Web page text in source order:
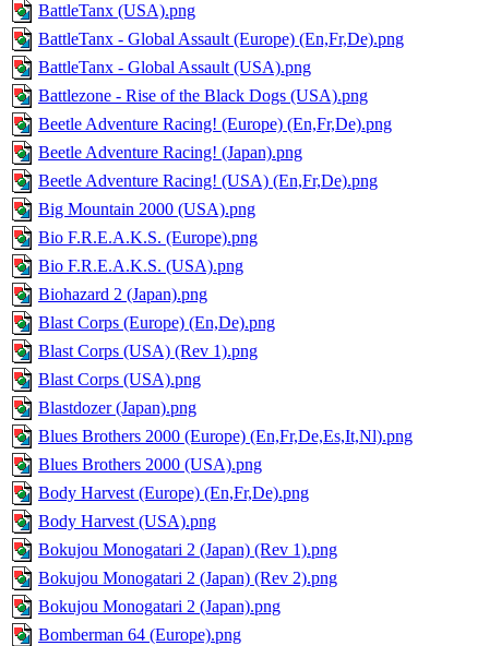
BattleTanx (USA).png
BattleTanx - Global Assault (Europe) (En,Fr,De).png
BattleTanx - Global Assault (USA).png
Battlezone - Rise of the Black Dogs (USA).png
Beetle Adventure Racing! (Europe) (En,Fr,De).png
Beetle Adventure Racing! (Japan).png
Beetle Adventure Racing! (USA) (En,Fr,De).png
Big Mountain 2000 (USA).png
Bio F.R.E.A.K.S. (Europe).png
Bio F.R.E.A.K.S. (USA).png
Biohazard 2 (Japan).png
Blast Corps (Europe) (En,De).png
Blast Corps (USA) (Rev 1).png
Blast Corps (USA).png
Blastdozer (Japan).png
Blues Brothers 2000 (Europe) (En,Fr,De,Es,It,Nl).png
Blues Brothers 2000 (USA).png
Body Harvest (Europe) (En,Fr,De).png
Body Harvest (USA).png
Bokujou Monogatari 2 (Japan) (Rev 1).png
Bokujou Monogatari 2 (Japan) (Rev 2).png
Bokujou Monogatari 2 (Japan).png
Bomberman 64 (Europe).png